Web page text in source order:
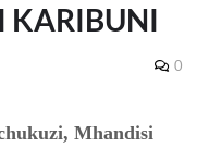
0
Mhandisi